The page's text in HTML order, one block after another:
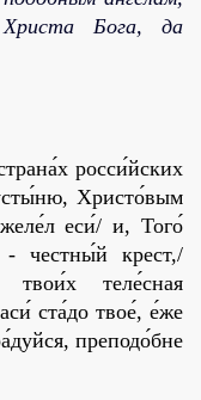
Христа Бога, да
росси́йских
Христо́вым
еси́/ и, Того́
честны́й крест,/
теле́сная
ста́до твое́, е́же
преподо́бне